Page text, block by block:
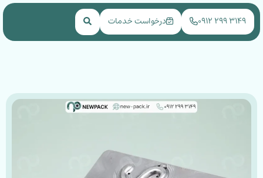
NEWPACK
۳۱۴۹ ۲۹۹ ۰۹۱۲ درخواست خدمات